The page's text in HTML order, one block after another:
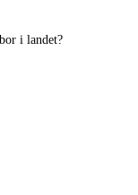
i landet?